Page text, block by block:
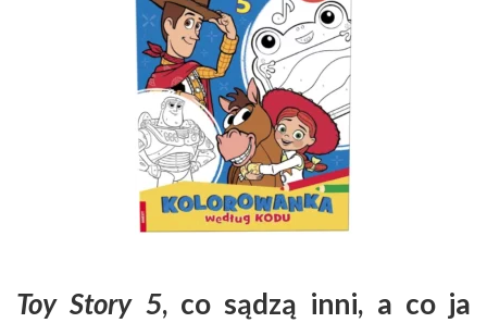
Toy Story 5, co sądzą inni, a co ja